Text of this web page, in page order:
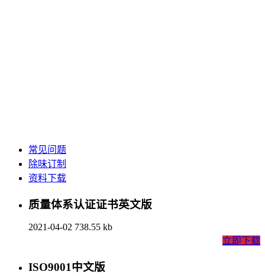
常见问题
除味订制
资料下载
质量体系认证证书英文版
2021-04-02 738.55 kb
立即下载
ISO9001中文版